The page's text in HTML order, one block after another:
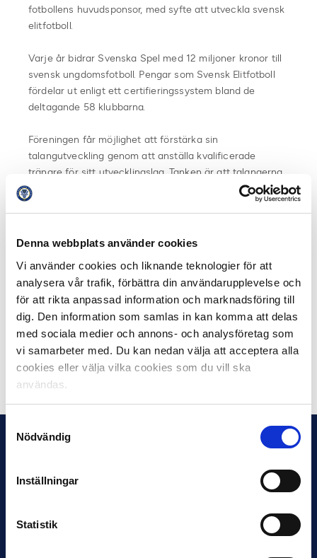
Denna webbplats använder cookies
Vi använder cookies och liknande teknologier för att
analysera vår trafik, förbättra din användarupplevelse och
för att rikta anpassad information och marknadsföring till
dig. Den information som samlas in kan komma att delas
med sociala medier och annons- och analysföretag som
vi samarbeter med. Du kan nedan välja att acceptera alla
cookies eller välja vilka cookies som du vill ska
användas.
Nödvändig
Inställningar
Statistik
fotbollens huvudsponsor, med syfte att utveckla svensk
elitfotboll.
Varje år bidrar Svenska Spel med 12 miljoner kronor till
svensk ungdomsfotboll. Pengar som Svensk Elitfotboll
fördelar ut enligt ett certifieringssystem bland de
deltagande 58 klubbarna.
Föreningen får möjlighet att förstärka sin
talangutveckling genom att anställa kvalificerade
tränare för sitt utvecklingslag. Tanken är att talangerna
ska få en elitinriktad fotbollsutbildning av i första hand
heltidsanställd tränare. Syftet är att trygga svensk
och i utlandet passerat genom Svenska Spel Tipselit.
244 av dessa spelade i Allsvenskan och 320 i
Superettan.
Läs mer påtipselit.se
Dela på Facebook Dela på Twitter